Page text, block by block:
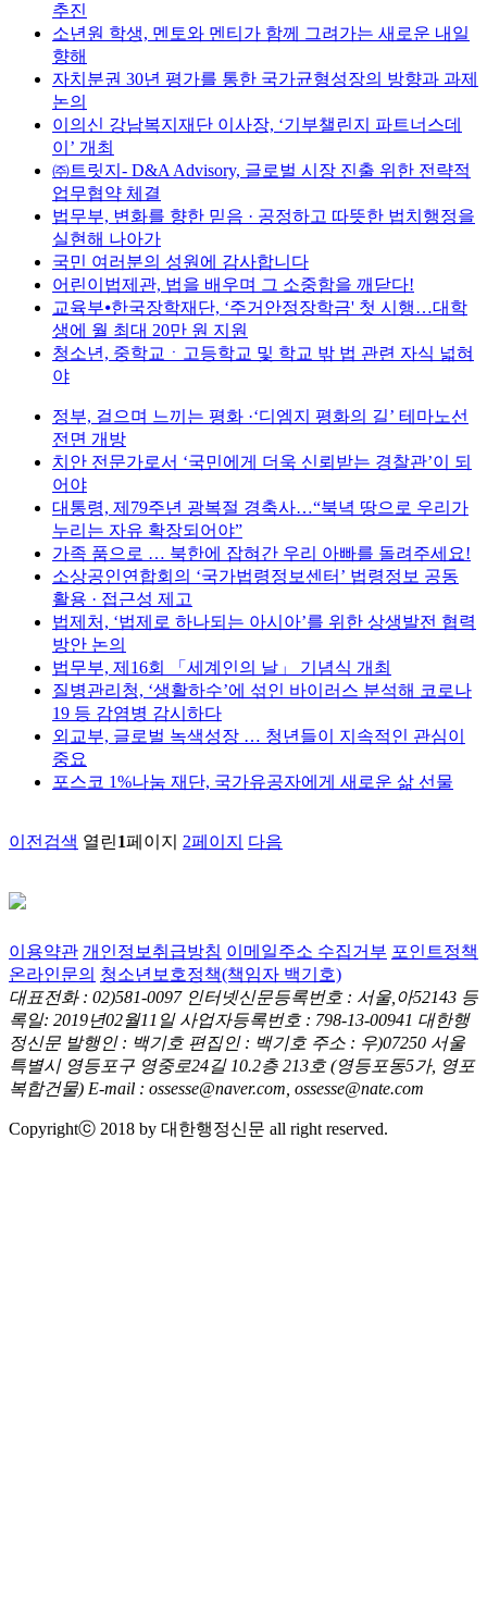
추진
소년원 학생, 멘토와 멘티가 함께 그려가는 새로운 내일
향해
자치분권 30년 평가를 통한 국가균형성장의 방향과 과제
논의
이의신 강남복지재단 이사장, ‘기부챌린지 파트너스데
이’ 개최
㈜트릿지- D&A Advisory, 글로벌 시장 진출 위한 전략적
업무협약 체결
법무부, 변화를 향한 믿음 · 공정하고 따뜻한 법치행정을
실현해 나아가
국민 여러분의 성원에 감사합니다
어린이법제관, 법을 배우며 그 소중함을 깨닫다!
교육부⦁한국장학재단, ‘주거안정장학금' 첫 시행…대학
생에 월 최대 20만 원 지원
청소년, 중학교ㆍ고등학교 및 학교 밖 법 관련 자식 넓혀
야
정부, 걸으며 느끼는 평화 ·‘디엠지 평화의 길’ 테마노선
전면 개방
치안 전문가로서 ‘국민에게 더욱 신뢰받는 경찰관’이 되
어야
대통령, 제79주년 광복절 경축사…“북녁 땅으로 우리가
누리는 자유 확장되어야”
가족 품으로 … 북한에 잡혀간 우리 아빠를 돌려주세요!
소상공인연합회의 ‘국가법령정보센터’ 법령정보 공동
활용 · 접근성 제고
법제처, ‘법제로 하나되는 아시아’를 위한 상생발전 협력
방안 논의
법무부, 제16회 「세계인의 날」 기념식 개최
질병관리청, ‘생활하수’에 섞인 바이러스 분석해 코로나
19 등 감염병 감시하다
외교부, 글로벌 녹색성장 … 청년들이 지속적인 관심이
중요
포스코 1%나눔 재단, 국가유공자에게 새로운 삶 선물
이전검색 열린1페이지 2페이지 다음
이용약관 개인정보취급방침 이메일주소 수집거부 포인트정책
온라인문의 청소년보호정책(책임자 백기호)
대표전화 : 02)581-0097 인터넷신문등록번호 : 서울,아52143 등
록일: 2019년02월11일 사업자등록번호 : 798-13-00941 대한행
정신문 발행인 : 백기호 편집인 : 백기호 주소 : 우)07250 서울
특별시 영등포구 영중로24길 10.2층 213호 (영등포동5가, 영포
복합건물) E-mail : ossesse@naver.com, ossesse@nate.com
Copyrightⓒ 2018 by 대한행정신문 all right reserved.